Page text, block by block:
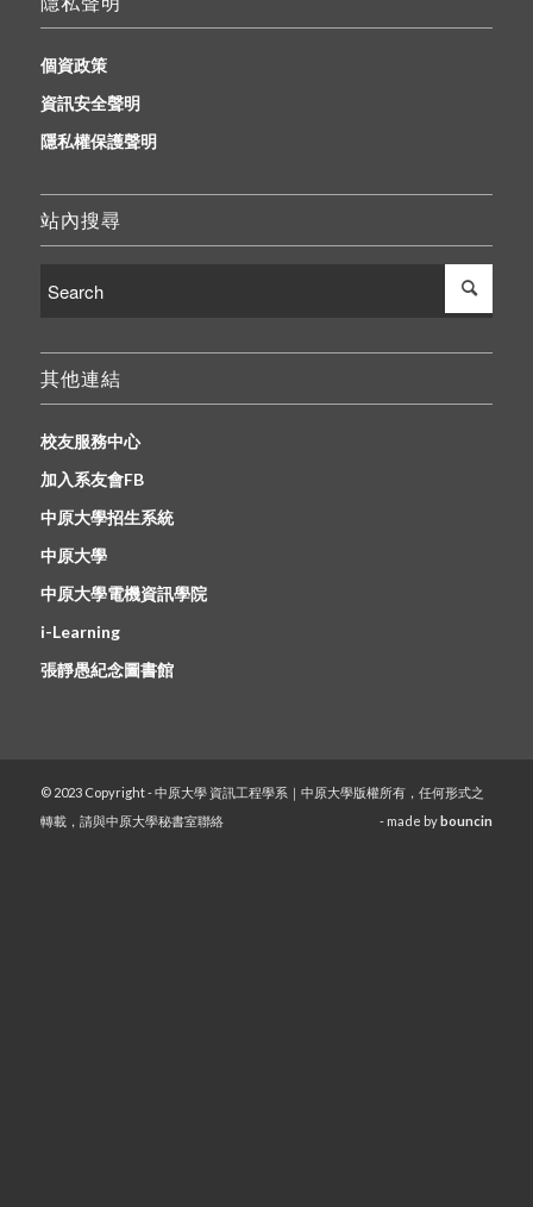
個資政策
資訊安全聲明
隱私權保護聲明
站內搜尋
其他連結
校友服務中心
加入系友會FB
中原大學招生系統
中原大學
中原大學電機資訊學院
i-Learning
張靜愚紀念圖書館
© 2023 Copyright - 中原大學 資訊工程學系｜中原大學版權所有，任何形式之
轉載，請與中原大學秘書室聯絡
- made bybouncin